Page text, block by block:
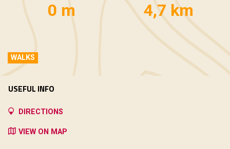
0 m 4,7 km
WALKS
USEFUL INFO
DIRECTIONS
VIEW ON MAP